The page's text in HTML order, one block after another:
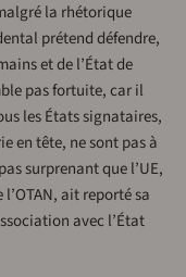
la rhétorique
prétend défendre,
et de l’État de
pas fortuite, car il
les États signataires,
en tête, ne sont pas à
surprenant que l’UE,
ait reporté sa
avec l’État